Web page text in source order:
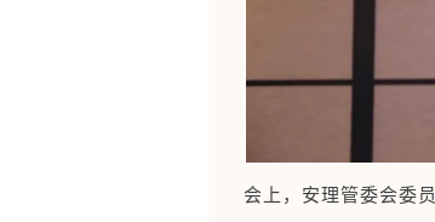
会上，安理管委会委员